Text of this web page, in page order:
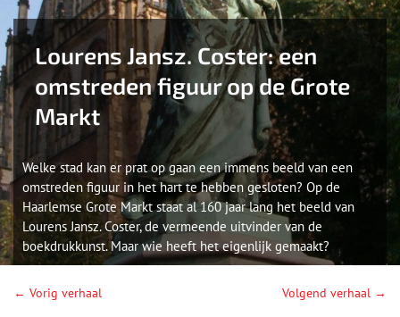
Lourens Jansz. Coster: een
omstreden figuur op de Grote
Markt
Welke stad kan er prat op gaan een immens beeld van een
omstreden figuur in het hart te hebben gesloten? Op de
Haarlemse Grote Markt staat al 160 jaar lang het beeld van
Lourens Jansz. Coster, de vermeende uitvinder van de
boekdrukkunst. Maar wie heeft het eigenlijk gemaakt?
← Vorig verhaal Volgend verhaal →